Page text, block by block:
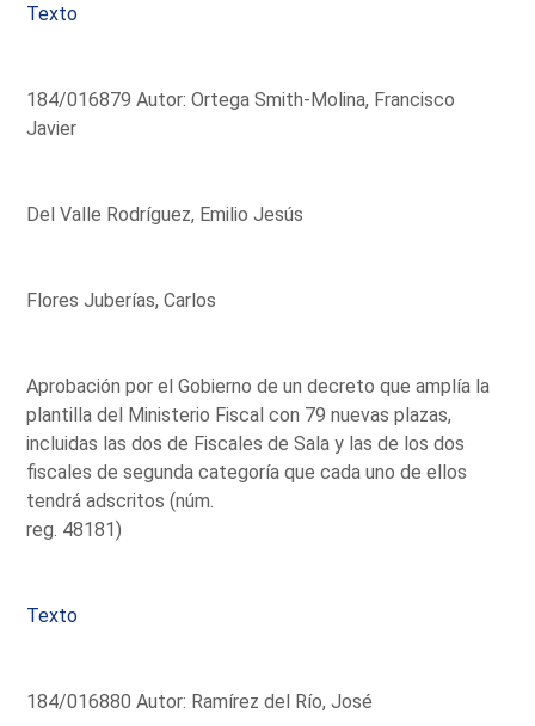
Texto
184/016879 Autor: Ortega Smith-Molina, Francisco
Javier
Del Valle Rodríguez, Emilio Jesús
Flores Juberías, Carlos
Aprobación por el Gobierno de un decreto que amplía la
plantilla del Ministerio Fiscal con 79 nuevas plazas,
incluidas las dos de Fiscales de Sala y las de los dos
fiscales de segunda categoría que cada uno de ellos
tendrá adscritos (núm.
reg. 48181)
Texto
184/016880 Autor: Ramírez del Río, José